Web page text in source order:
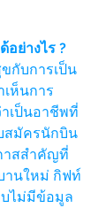
อย่างไร ?
กับการเป็น
ห็นการ
เป็นอาชีพที่
สมัครนักบิน
าสสำคัญที่
านใหม่ กิฟท์
ไม่มีข้อมูล